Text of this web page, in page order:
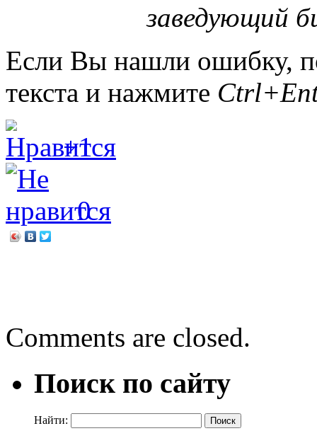
заведующий
Если Вы нашли ошибку,
текста и нажмите
+1
0
Comments are closed.
Поиск по сайту
Найти: